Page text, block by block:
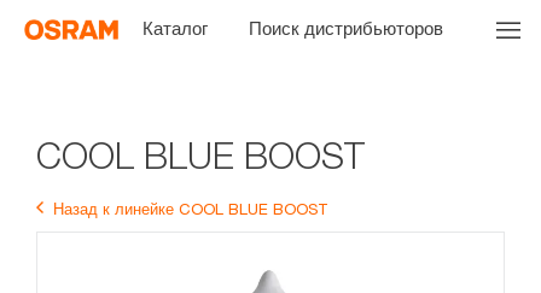
Каталог Поиск дистрибьюторов
COOL BLUE BOOST
Назад к линейке COOL BLUE BOOST